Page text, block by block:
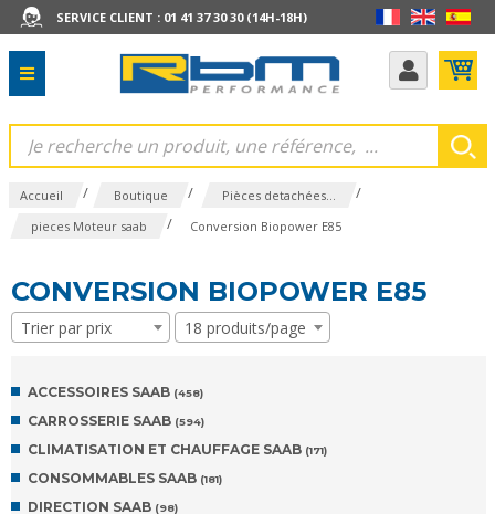
SERVICE CLIENT : 01 41 37 30 30 (14H-18H)
Accueil / Boutique / Pièces detachées... /
pieces Moteur saab / Conversion Biopower E85
CONVERSION BIOPOWER E85
Trier par prix 18 produits/page
ACCESSOIRES SAAB (458)
CARROSSERIE SAAB (594)
CLIMATISATION ET CHAUFFAGE SAAB (171)
CONSOMMABLES SAAB (181)
DIRECTION SAAB (98)